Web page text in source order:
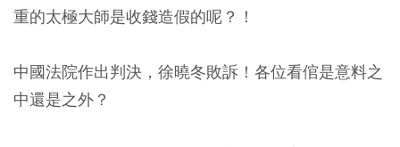
重的太極大師是收錢造假的呢？！
中國法院作出判決，徐曉冬敗訴！各位看倌是意料之
中還是之外？